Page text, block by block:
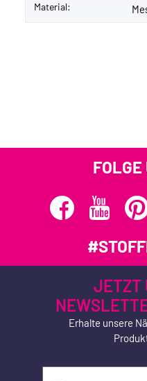
Material:
JETZT
Erhalte unsere